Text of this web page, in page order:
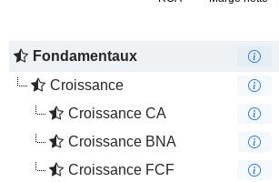
Fondamentaux
Croissance
Croissance CA
Croissance BNA
Croissance FCF